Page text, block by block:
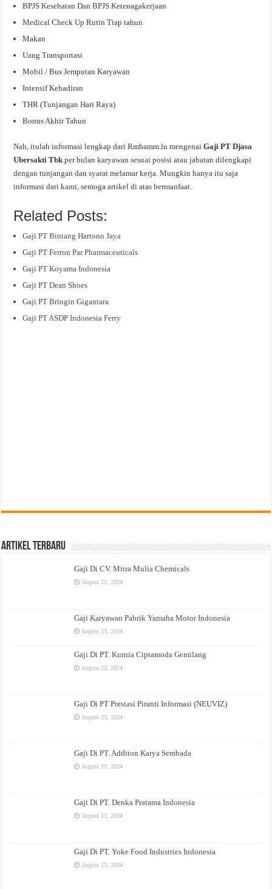
BPJS Kesehatan Dan BPJS Ketenagakerjaan
Medical Check Up Rutin Tiap tahun
Makan
Uang Transportasi
Mobil / Bus Jemputan Karyawan
Intensif Kehadiran
THR (Tunjangan Hari Raya)
Bonus Akhir Tahun
Nah, itulah informasi lengkap dari Rmhamm.lu mengenaiGaji PT Djasa
Ubersakti Tbk per bulan karyawan sesuai posisi atau jabatan dilengkapi
dengan tunjangan dan syarat melamar kerja. Mungkin hanya itu saja
informasi dari kami, semoga artikel di atas bermanfaat.
Related Posts:
Gaji PT Bintang Hartono Jaya
Gaji PT Ferron Par Pharmaceuticals
Gaji PT Koyama Indonesia
Gaji PT Dean Shoes
Gaji PT Bringin Gigantara
Gaji PT ASDP Indonesia Ferry
Artikel Terbaru
Gaji Di CV. Mitra Mulia Chemicals
August 23, 2024
Gaji Karyawan Pabrik Yamaha Motor Indonesia
August 23, 2024
Gaji Di PT. Kurnia Ciptamoda Gemilang
August 23, 2024
Gaji Di PT Prestasi Piranti Informasi (NEUVIZ)
August 23, 2024
Gaji Di PT. Additon Karya Sembada
August 23, 2024
Gaji Di PT. Denka Pratama Indonesia
August 23, 2024
Gaji Di PT. Yoke Food Industries Indonesia
August 23, 2024